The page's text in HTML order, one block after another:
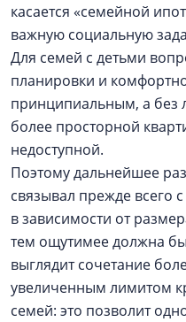
касается «семейной
важную социальную
Для семей с детьми
планировки и
принципиальным, а без
более просторной
недоступной.
Поэтому дальнейшее
связывал прежде всего
в зависимости от
тем ощутимее должна
выглядит сочетание
увеличенным лимитом
семей: это позволит